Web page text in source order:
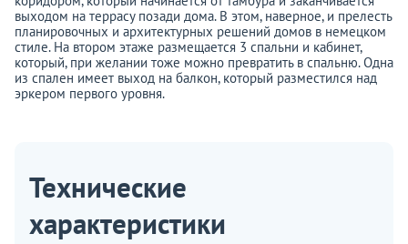
выходом на террасу позади дома. В этом, наверное, и прелесть
планировочных и архитектурных решений домов в немецком
стиле. На втором этаже размещается 3 спальни и кабинет,
который, при желании тоже можно превратить в спальню. Одна
из спален имеет выход на балкон, который разместился над
эркером первого уровня.
Технические
характеристики